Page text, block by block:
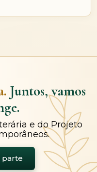
Juntos, vamos
e do Projeto
parte